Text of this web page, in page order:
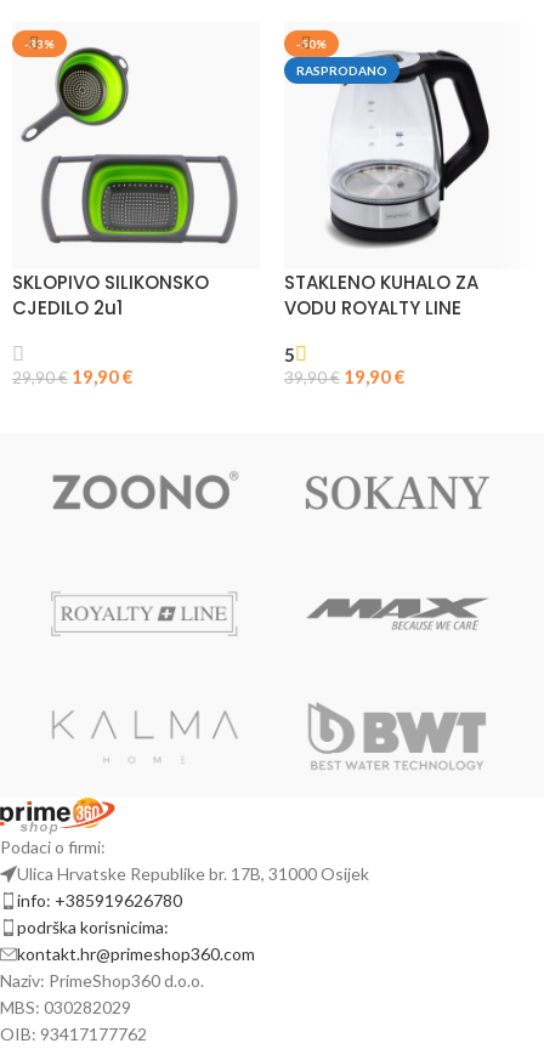
-33%
SKLOPIVO SILIKONSKO
CJEDILO 2u1
29,90€ 19,90€
-50%
RASPRODANO
STAKLENO KUHALO ZA
VODU ROYALTY LINE
5
39,90€ 19,90€
Podaci o firmi:
Ulica Hrvatske Republike br. 17B, 31000 Osijek
info: +385919626780
podrška korisnicima:
kontakt.hr@primeshop360.com
Naziv: PrimeShop360 d.o.o.
MBS: 030282029
OIB: 93417177762